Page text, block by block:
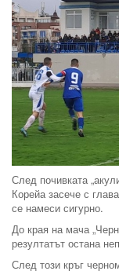
След почивката
Корейа засече с
се намеси сигурно.
До края на мача
резултатът остана
След този кръг